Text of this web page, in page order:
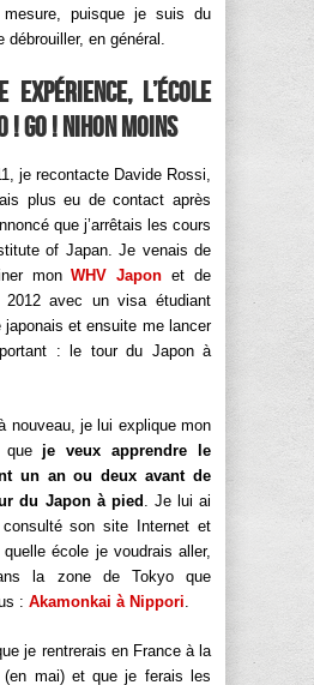
mesure, puisque je suis du
débrouiller, en général.
expérience, l’école
! Go ! Nihon moins
je recontacte Davide Rossi,
plus eu de contact après
que j’arrêtais les cours
of Japan. Je venais de
monWHV Japon et de
2012 avec un visa étudiant
japonais et ensuite me lancer
: le tour du Japon à
nouveau, je lui explique mon
je veux apprendre le
un an ou deux avant de
du Japon à pied . Je lui ai
son site Internet et
école je voudrais aller,
la zone de Tokyo que
: Akamonkai à Nippori.
je rentrerais en France à la
mai) et que je ferais les